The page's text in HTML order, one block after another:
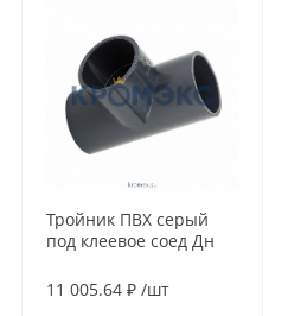
Тройник ПВХ серый
под клеевое соед Дн
напорный EFFAST
11 005.64 ₽ /шт